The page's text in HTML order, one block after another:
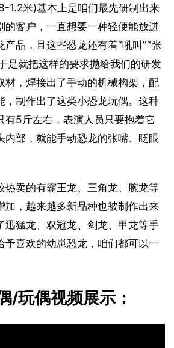
1.2米)基本上是咱们最先研制出来
的客户，一直想要一种轻便能放进
产品，且这些恐龙还有着“吼叫”“张
是就把这样的要求抛给我们的研发
材，焊接出了手动的机械构架，配
，制作出了这类小恐龙玩偶。这种
有5斤左右，表演人员只要抱着它
内部，就能手动恐龙的张嘴、眨眼
热卖的有霸王龙、三角龙、腕龙等
加，越来越多新品种也被制作出来
迅猛龙、双冠龙、剑龙、甲龙等手
予喜欢的幼崽恐龙，咱们都可以一
/玩偶视频展示：